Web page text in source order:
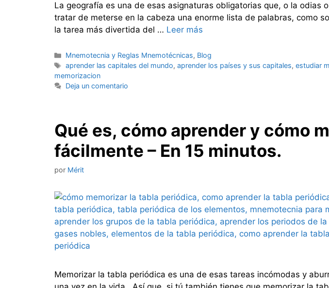
La geografía es una de esas asignaturas obligatorias que, o la
tratar de meterse en la cabeza una enorme lista de palabras, como
la tarea más divertida del … Leer más
Categorías
Mnemotecnia y Reglas Mnemotécnicas, Blog
Etiquetas
aprender las capitales del mundo,aprender los países y sus capitales,estudiar
memorizacion
Deja un comentario
Qué es, cómo aprender y cómo
fácilmente – En 15 minutos.
por Mérit
Memorizar la tabla periódica es una de esas tareas incómodas y